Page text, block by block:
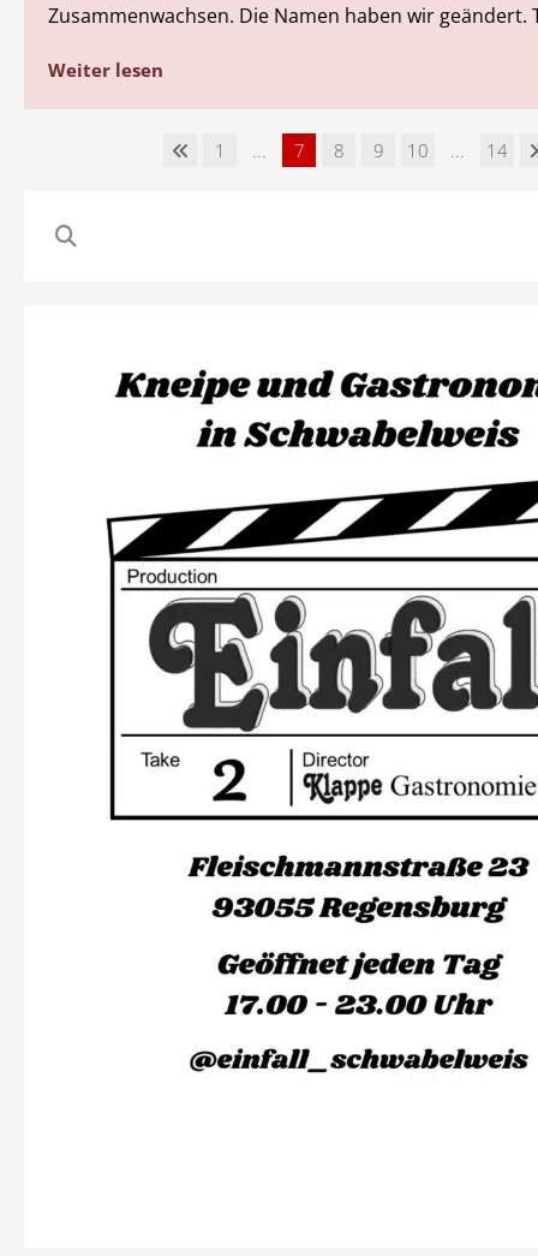
Zusammenwachsen. Die Namen haben wir geändert.
Weiter lesen
1 ... 7 8 9 10 ... 14